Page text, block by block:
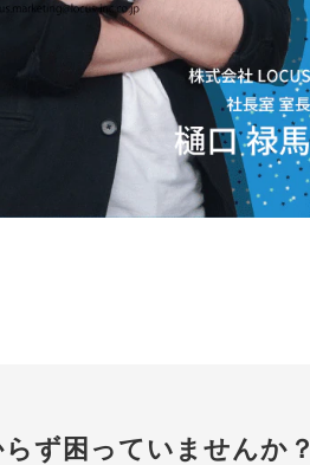
ず困っていませんか？